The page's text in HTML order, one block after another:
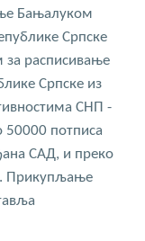
Бањалуком
Српске
за расписивање
Српске из
СНП -
потписа
САД, и преко
Прикупљање